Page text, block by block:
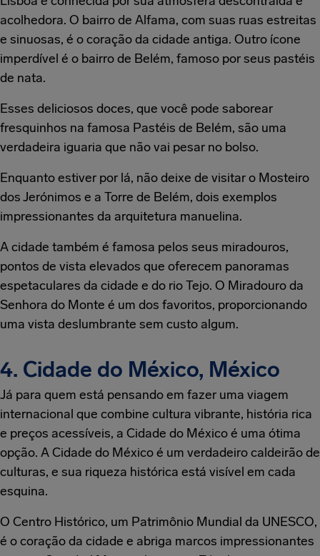
acolhedora. O bairro de Alfama, com suas ruas estreitas
e sinuosas, é o coração da cidade antiga. Outro ícone
imperdível é o bairro de Belém, famoso por seus pastéis
de nata.
Esses deliciosos doces, que você pode saborear
fresquinhos na famosa Pastéis de Belém, são uma
verdadeira iguaria que não vai pesar no bolso.
Enquanto estiver por lá, não deixe de visitar o Mosteiro
dos Jerónimos e a Torre de Belém, dois exemplos
impressionantes da arquitetura manuelina.
A cidade também é famosa pelos seus miradouros,
pontos de vista elevados que oferecem panoramas
espetaculares da cidade e do rio Tejo. O Miradouro da
Senhora do Monte é um dos favoritos, proporcionando
uma vista deslumbrante sem custo algum.
4. Cidade do México, México
Já para quem está pensando em fazer uma viagem
internacional que combine cultura vibrante, história rica
e preços acessíveis, a Cidade do México é uma ótima
opção. A Cidade do México é um verdadeiro caldeirão de
culturas, e sua riqueza histórica está visível em cada
esquina.
O Centro Histórico, um Patrimônio Mundial da UNESCO,
é o coração da cidade e abriga marcos impressionantes